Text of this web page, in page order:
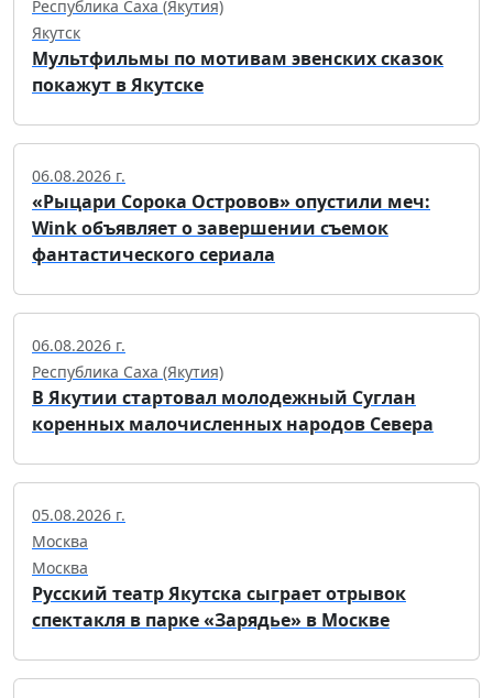
Республика Саха (Якутия)
Якутск
Мультфильмы по мотивам эвенских сказок
покажут в Якутске
06.08.2026 г.
«Рыцари Сорока Островов» опустили меч:
Wink объявляет о завершении съемок
фантастического сериала
06.08.2026 г.
Республика Саха (Якутия)
В Якутии стартовал молодежный Суглан
коренных малочисленных народов Севера
05.08.2026 г.
Москва
Москва
Русский театр Якутска сыграет отрывок
спектакля в парке «Зарядье» в Москве